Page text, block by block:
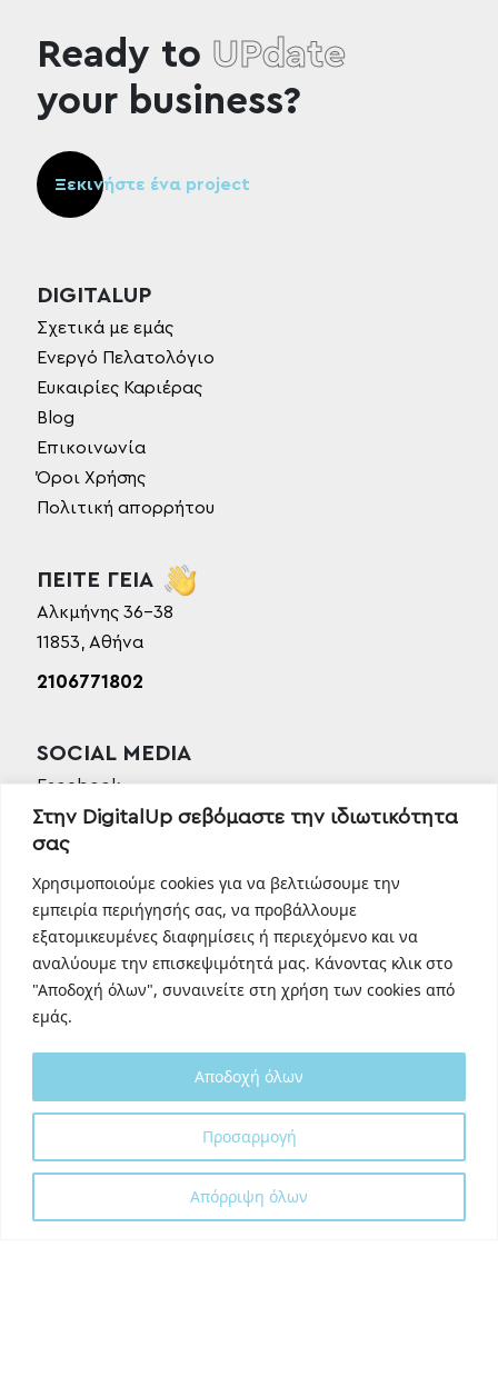
Στην DigitalUp σεβόμαστε την ιδιωτικότητα
σας
Χρησιμοποιούμε cookies για να βελτιώσουμε την
εμπειρία περιήγησής σας, να προβάλλουμε
εξατομικευμένες διαφημίσεις ή περιεχόμενο και να
αναλύουμε την επισκεψιμότητά μας. Κάνοντας κλικ στο
"Αποδοχή όλων", συναινείτε στη χρήση των cookies από
εμάς.
Προσαρμογή
Απόρριψη όλων
Αποδοχή όλων
Ready to UPdate
your business?
Ξεκινήστε ένα project
DIGITALUP
Σχετικά με εμάς
Ενεργό Πελατολόγιο
Ευκαιρίες Καριέρας
Blog
Επικοινωνία
Όροι Χρήσης
Πολιτική απορρήτου
ΠΕΙΤΕ ΓΕΙΑ
Αλκμήνης 36-38
11853, Αθήνα
2106771802
SOCIAL MEDIA
Facebook
Instagram
Linkedin
TikTok
Behance
Youtube
Designed and developed with
by